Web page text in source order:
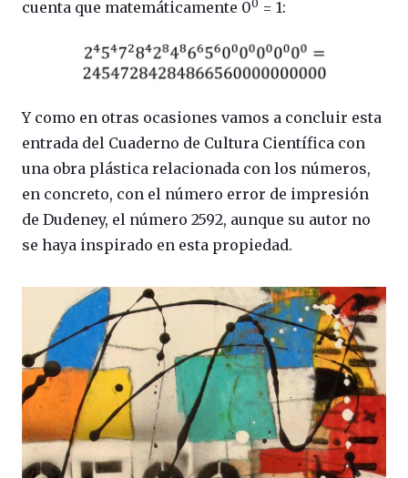
cuenta que matemáticamente 00 = 1:
Y como en otras ocasiones vamos a concluir esta
entrada del Cuaderno de Cultura Científica con
una obra plástica relacionada con los números,
en concreto, con el número error de impresión
de Dudeney, el número 2592, aunque su autor no
se haya inspirado en esta propiedad.